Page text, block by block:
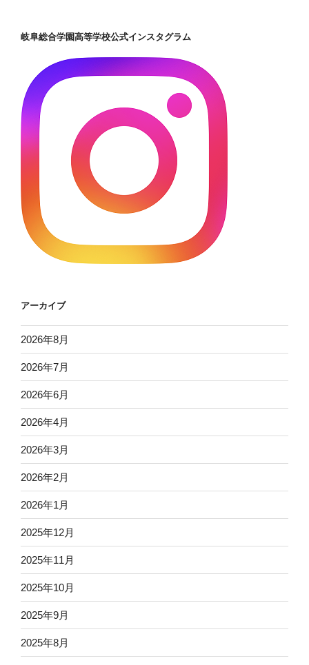
岐阜総合学園高等学校公式インスタグラム
アーカイブ
2026年8月
2026年7月
2026年6月
2026年4月
2026年3月
2026年2月
2026年1月
2025年12月
2025年11月
2025年10月
2025年9月
2025年8月